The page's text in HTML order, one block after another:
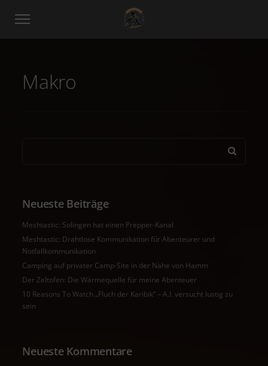
Makro
Neueste Beiträge
Meshtastic: Solingen hat einen Prepper-Kanal
Meshtastic: Drahtlose Kommunikation für Abenteurer und
Notfallkommunikation
Camping auf privater Camp-Site in der Nähe von Hamm
Der Zeltofen: Die Wärmequelle für meine Abenteuer
10 Reasons To Watch „Fluch der Karibik“ – A.I. versucht lustig zu
sein
Neueste Kommentare